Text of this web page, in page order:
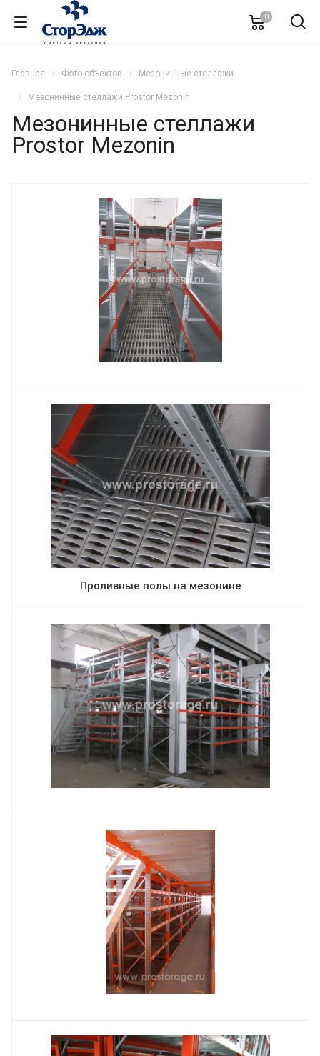
0
Главная Фото объектов Mезонинные стеллажи
Мезонинные стеллажи Prostor Mezonin
Мезонинные стеллажи
Prostor Mezonin
Проливные полы на мезонине